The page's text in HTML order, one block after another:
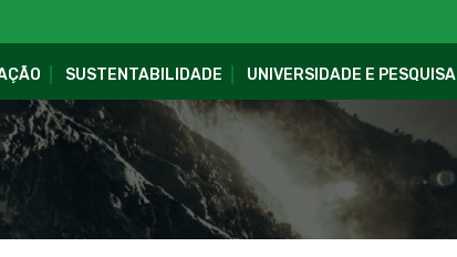
SUSTENTABILIDADE UNIVERSIDADE E PESQUISA